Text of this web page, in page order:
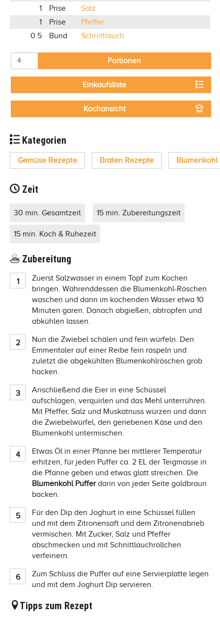
1
Prise
Salz
1
Prise
Pfeffer
0.5
Bund Schnittlauch
Portionen
Einkaufsliste
Kochansicht
Kategorien
Gemüse Rezepte Braten Rezepte Blumenkohl
Zeit
30 min. Gesamtzeit 15 min. Zubereitungszeit
15 min. Koch & Ruhezeit
Zubereitung
Zuerst Salzwasser in einem Topf zum Kochen
bringen. Währenddessen die Blumenkohl-Röschen
waschen und dann im kochenden Wasser etwa 10
Minuten garen. Danach abgießen, abtropfen und
abkühlen lassen.
Nun die Zwiebel schälen und fein würfeln. Den
Emmentaler auf einer Reibe fein raspeln und
zuletzt die abgekühlten Blumenkohlröschen grob
hacken.
Anschließend die Eier in eine Schüssel
aufschlagen, verquirlen und das Mehl unterrühren.
Mit Pfeffer, Salz und Muskatnuss würzen und dann
die Zwiebelwürfel, den geriebenen Käse und den
Blumenkohl untermischen.
Etwas Öl in einer Pfanne bei mittlerer Temperatur
erhitzen, für jeden Puffer ca. 2 EL der Teigmasse in
die Pfanne geben und etwas glatt streichen. Die
Blumenkohl Pufferdarin von jeder Seite goldbraun
backen.
Für den Dip den Joghurt in eine Schüssel füllen
und mit dem Zitronensaft und dem Zitronenabrieb
vermischen. Mit Zucker, Salz und Pfeffer
abschmecken und mit Schnittlauchröllchen
verfeinern.
Zum Schluss die Puffer auf eine Servierplatte legen
und mit dem Joghurt Dip servieren.
Tipps zum Rezept